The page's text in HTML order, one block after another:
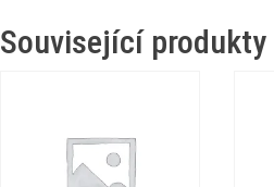
Související produkty